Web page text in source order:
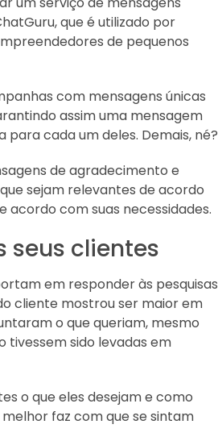
que é utilizado por
de pequenos
com mensagens únicas
assim uma mensagem
para cada um deles. Demais, né?
de agradecimento e
sejam relevantes de acordo
acordo com suas necessidades.
seus clientes
em responder às pesquisas
cliente mostrou ser maior em
o que queriam, mesmo
tivessem sido levadas em
o que eles desejam e como
faz com que se sintam